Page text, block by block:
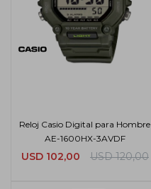
Reloj Casio Digital para Hombre
AE-1600HX-3AVDF
USD 102,00 USD 120,00
Casio